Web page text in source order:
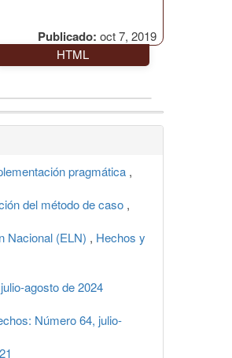
Publicado: oct 7, 2019
HTML
pragmática ,
del método de caso ,
Nacional (ELN) , Hechos y
agosto de 2024
Número 64, julio-